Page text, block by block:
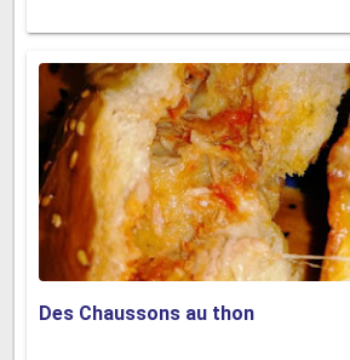
Des Chaussons au thon